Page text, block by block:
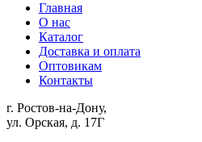
Главная
О нас
Каталог
Доставка и оплата
Оптовикам
Контакты
г. Ростов-на-Дону,
ул. Орская, д. 17Г